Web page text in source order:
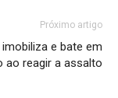
Próximo artigo
e bate em
ao reagir a assalto